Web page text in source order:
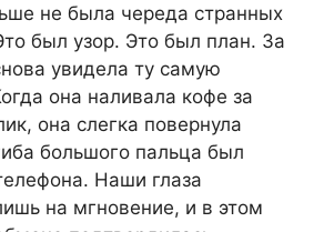
не была череда странных
был узор. Это был план. За
увидела ту самую
она наливала кофе за
она слегка повернула
большого пальца был
Наши глаза
на мгновение, и в этом